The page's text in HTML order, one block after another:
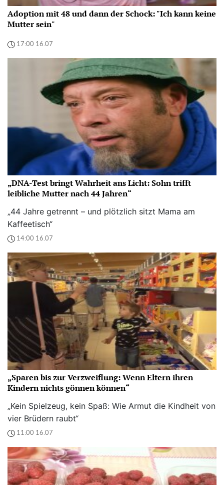
Adoption mit 48 und dann der Schock: "Ich kann keine
Mutter sein"
17:00 16.07
„DNA-Test bringt Wahrheit ans Licht: Sohn trifft
leibliche Mutter nach 44 Jahren“
„44 Jahre getrennt – und plötzlich sitzt Mama am
Kaffeetisch“
14:00 16.07
„Sparen bis zur Verzweiflung: Wenn Eltern ihren
Kindern nichts gönnen können“
„Kein Spielzeug, kein Spaß: Wie Armut die Kindheit von
vier Brüdern raubt“
11:00 16.07